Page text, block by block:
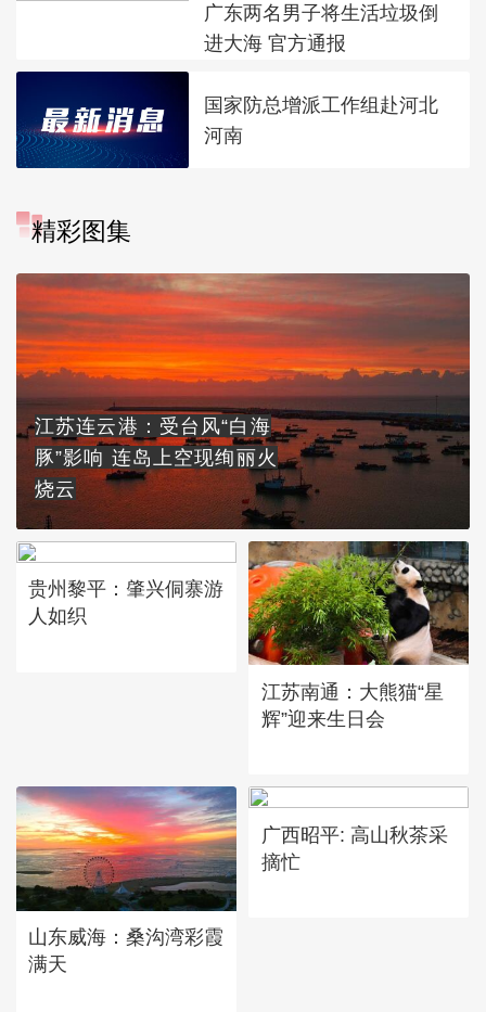
广东两名男子将生活垃圾倒
进大海 官方通报
国家防总增派工作组赴河北
河南
精彩图集
江苏连云港：受台风“白海
豚”影响 连岛上空现绚丽火
烧云
贵州黎平：肇兴侗寨游
人如织
江苏南通：大熊猫“星
辉”迎来生日会
山东威海：桑沟湾彩霞
满天
广西昭平: 高山秋茶采
摘忙